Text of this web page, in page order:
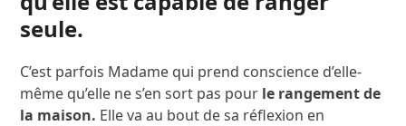
seule.
C’est parfois Madame qui prend conscience d’elle-
même qu’elle ne s’en sort pas pour le rangement de
la maison. Elle va au bout de sa réflexion en